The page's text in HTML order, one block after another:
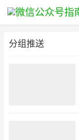
分组推送